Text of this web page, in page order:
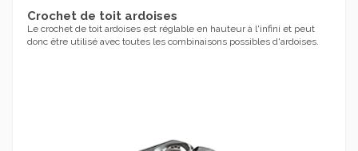
Crochet de toit ardoises
Le crochet de toit ardoises est réglable en hauteur à l'infini et peut
donc être utilisé avec toutes les combinaisons possibles d'ardoises.